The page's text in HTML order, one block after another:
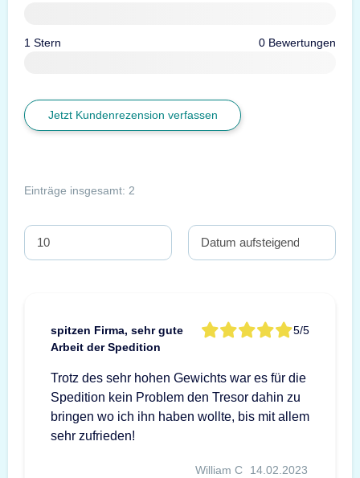
1 Stern 0 Bewertungen
Jetzt Kundenrezension verfassen
Einträge insgesamt: 2
spitzen Firma, sehr gute
Arbeit der Spedition
5/5
Trotz des sehr hohen Gewichts war es für die
Spedition kein Problem den Tresor dahin zu
bringen wo ich ihn haben wollte, bis mit allem
sehr zufrieden!
William C 14.02.2023